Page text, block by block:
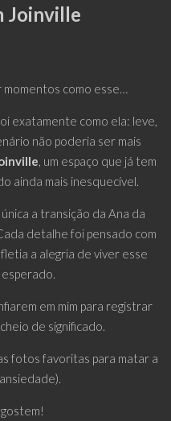
Joinville
como esse…
exatamente como ela: leve,
não poderia ser mais
, um espaço que já tem
ainda mais inesquecível.
a transição da Ana da
detalhe foi pensado com
a alegria de viver esse
em mim para registrar
de significado.
fotos favoritas para matar a